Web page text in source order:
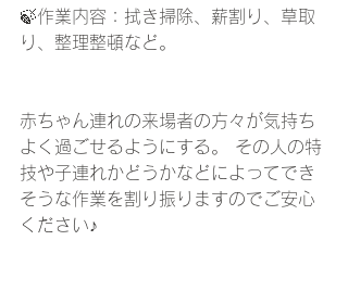
🍃作業内容：拭き掃除、薪割り、草取
り、整理整頓など。
赤ちゃん連れの来場者の方々が気持ち
よく過ごせるようにする。 その人の特
技や子連れかどうかなどによってでき
そうな作業を割り振りますのでご安心
ください♪